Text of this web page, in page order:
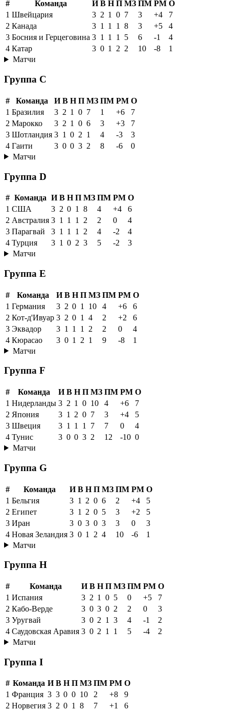
# Команда И В Н П МЗ ПМ РМ О
1 Швейцария 3 2 1 0 7 3 +4
7
2 Канада 3 1 1 1 8 3 +5
4
3 Босния и Герцеговина 3 1 1 1 5 6 -1
4
4 Катар 3 0 1 2 2 10 -8
1
Матчи
Группа C
# Команда И В Н П МЗ ПМ РМ О
1 Бразилия 3 2 1 0 7 1 +6
7
2 Марокко 3 2 1 0 6 3 +3
7
3 Шотландия 3 1 0 2 1 4 -3
3
4 Гаити 3 0 0 3 2 8 -6
0
Матчи
Группа D
# Команда И В Н П МЗ ПМ РМ О
1 США 3 2 0 1 8 4 +4
6
2 Австралия 3 1 1 1 2 2 0
4
3 Парагвай 3 1 1 1 2 4 -2
4
4 Турция 3 1 0 2 3 5 -2
3
Матчи
Группа E
# Команда И В Н П МЗ ПМ РМ О
1 Германия 3 2 0 1 10 4 +6
6
2 Кот-д'Ивуар 3 2 0 1 4 2 +2
6
3 Эквадор 3 1 1 1 2 2 0
4
4 Кюрасао 3 0 1 2 1 9 -8
1
Матчи
Группа F
# Команда И В Н П МЗ ПМ РМ О
1 Нидерланды 3 2 1 0 10 4 +6
7
2 Япония 3 1 2 0 7 3 +4
5
3 Швеция 3 1 1 1 7 7 0
4
4 Тунис 3 0 0 3 2 12 -10 0
Матчи
Группа G
# Команда И В Н П МЗ ПМ РМ О
1 Бельгия 3 1 2 0 6 2 +4
5
2 Египет 3 1 2 0 5 3 +2
5
3 Иран 3 0 3 0 3 3 0
3
4 Новая Зеландия 3 0 1 2 4 10 -6
1
Матчи
Группа H
# Команда И В Н П МЗ ПМ РМ О
1 Испания 3 2 1 0 5 0 +5
7
2 Кабо-Верде 3 0 3 0 2 2 0
3
3 Уругвай 3 0 2 1 3 4 -1
2
4 Саудовская Аравия 3 0 2 1 1 5 -4
2
Матчи
Группа I
# Команда И В Н П МЗ ПМ РМ О
1 Франция 3 3 0 0 10 2 +8
9
2 Норвегия 3 2 0 1 8 7 +1
6